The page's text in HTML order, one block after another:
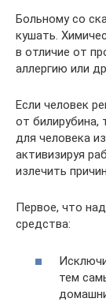
Больному со
кушать.
в отличие от
аллергию или
Если человек
от
для человека
активизируя
излечить
Первое, что
средства:
тем